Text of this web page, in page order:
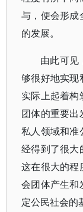
与，便会形成
的发展。
由此可见
够很好地实现
实际上起着构
团体的重要出
私人领域和准
经得到了很大
这在很大的程
会团体产生和
定公民社会的